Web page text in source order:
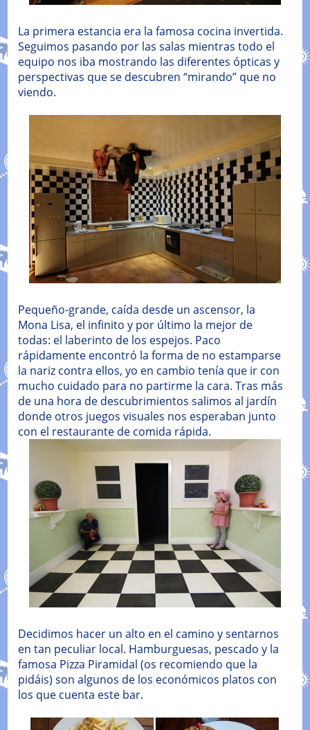
La primera estancia era la famosa cocina invertida.
Seguimos pasando por las salas mientras todo el
equipo nos iba mostrando las diferentes ópticas y
perspectivas que se descubren “mirando” que no
viendo.
Pequeño-grande, caída desde un ascensor, la
Mona Lisa, el infinito y por último la mejor de
todas: el laberinto de los espejos. Paco
rápidamente encontró la forma de no estamparse
la nariz contra ellos, yo en cambio tenía que ir con
mucho cuidado para no partirme la cara. Tras más
de una hora de descubrimientos salimos al jardín
donde otros juegos visuales nos esperaban junto
con el restaurante de comida rápida.
Decidimos hacer un alto en el camino y sentarnos
en tan peculiar local. Hamburguesas, pescado y la
famosa Pizza Piramidal (os recomiendo que la
pidáis) son algunos de los económicos platos con
los que cuenta este bar.